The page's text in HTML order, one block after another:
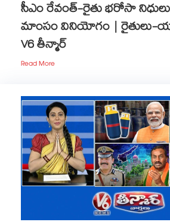
సీఎం రేవంత్-రైతు భరోసా
మాంసం వినియోగం | రైతులు-
V6 తీన్మార్
Read More